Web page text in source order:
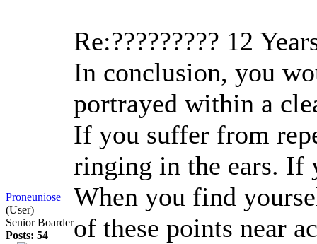
Proneuniose
(User)
Senior Boarder
Posts: 54
Re:????????? 12
In conclusion, you
portrayed within a
If you suffer from
ringing in the ears. If
When you find
of these points near